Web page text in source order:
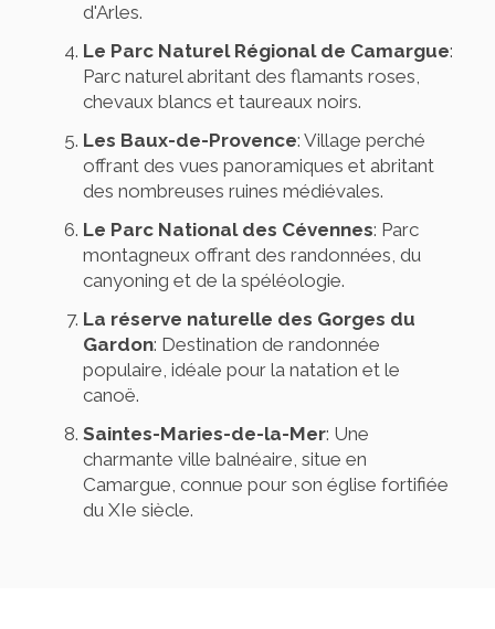
d'Arles.
Le Parc Naturel Régional de Camargue:
Parc naturel abritant des flamants roses,
chevaux blancs et taureaux noirs.
Les Baux-de-Provence: Village perché
offrant des vues panoramiques et abritant
des nombreuses ruines médiévales.
Le Parc National des Cévennes: Parc
montagneux offrant des randonnées, du
canyoning et de la spéléologie.
La réserve naturelle des Gorges du
Gardon: Destination de randonnée
populaire, idéale pour la natation et le
canoë.
Saintes-Maries-de-la-Mer: Une
charmante ville balnéaire, situe en
Camargue, connue pour son église fortifiée
du XIe siècle.